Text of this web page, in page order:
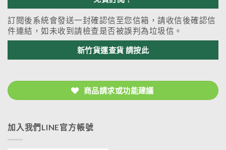
訂閱後系統會發送一封確認信至您信箱，請收信後確認信
件連結，如未收到請檢查是否被誤判為垃圾信。
新竹貨運查貨 請按此
商品請求或功能建議
加入我們LINE官方帳號